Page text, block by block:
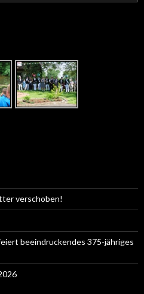
verschoben!
beeindruckendes 375-jähriges